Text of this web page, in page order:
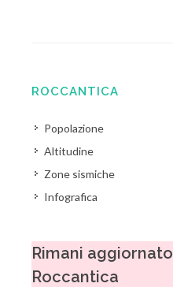
ROCCANTICA
Popolazione
Altitudine
Zone sismiche
Infografica
Rimani
Roccantica